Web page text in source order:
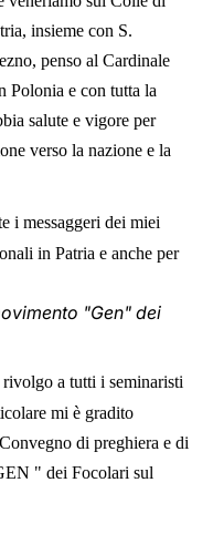
insieme con S.
penso al Cardinale
Polonia e con tutta la
salute e vigore per
verso la nazione e la
i messaggeri dei miei
in Patria e anche per
"Gen" dei
a tutti i seminaristi
mi è gradito
di preghiera e di
" dei Focolari sul